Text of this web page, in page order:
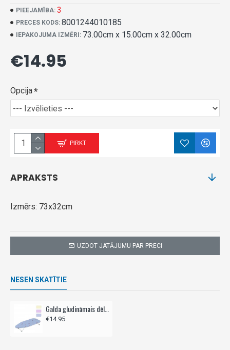
PIEEJAMĪBA: 3
PRECES KODS: 8001244010185
IEPAKOJUMA IZMĒRI: 73.00cm x 15.00cm x 32.00cm
€14.95
Opcija
PIRKT
UZDOT JATĀJUMU PAR PRECI
APRAKSTS
Izmērs: 73x32cm
NESEN SKATĪTIE
Galda gludināmais dēlis GIMI
€14.95